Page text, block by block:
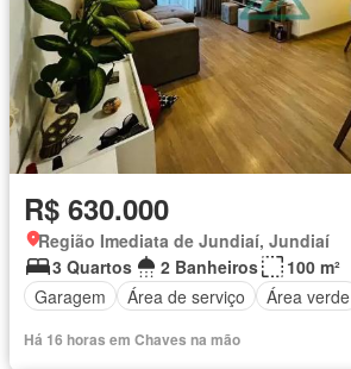
R$ 630.000
Região Imediata de Jundiaí, Jundiaí
3 Quartos
2 Banheiros
100 m²
Garagem
Área de serviço Área verde
Há 16 horas em Chaves na mão